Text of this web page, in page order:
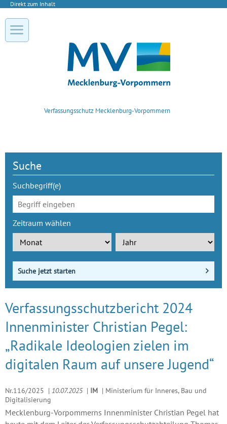
Direkt zum Inhalt
Verfassungsschutz Mecklenburg-Vorpommern
Suche
Suchbegriff(e)
Zeitraum wählen
Suche jetzt starten
Verfassungsschutzbericht 2024
Innenminister Christian Pegel:
„Radikale Ideologien zielen im
digitalen Raum auf unsere Jugend“
Nr.116/2025 | 10.07.2025 | IM | Ministerium für Inneres, Bau und
Digitalisierung
Mecklenburg-Vorpommerns Innenminister Christian Pegel hat